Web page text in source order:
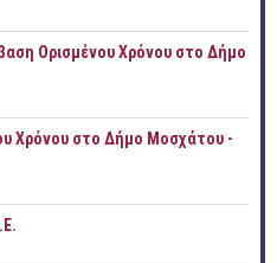
Ορισμένου Χρόνου στο Δήμο
Χρόνου στο Δήμο Μοσχάτου -